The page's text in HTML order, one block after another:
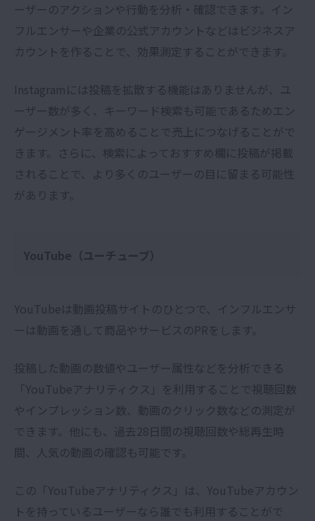
ーザーのアクションや行動を分析・確認できます。イン
フルエンサーや企業の公式アカウントなどはビジネスア
カウントを作ることで、効果測定することができます。
Instagramには投稿を拡散する機能はありませんが、ユ
ーザー数が多く、キーワード検索も可能であるためエン
ゲージメント率を高めることで売上につなげることがで
きます。さらに、検索によっておすすめ欄に投稿が掲載
されることで、より多くのユーザーの目に留まる可能性
があります。
YouTube（ユーチューブ）
YouTubeは動画投稿サイトのひとつで、インフルエンサ
ーは動画を通して商品やサービスのPRをします。
投稿した動画の数値やユーザー属性などを分析できる
「YouTubeアナリティクス」を利用することで視聴回数
やインプレッション数、動画のクリック数などの測定が
できます。他にも、過去28日間の視聴回数や総再生時
間、人気の動画の確認も可能です。
この「YouTubeアナリティクス」は、YouTubeアカウン
トを持っているユーザーなら誰でも利用することがで